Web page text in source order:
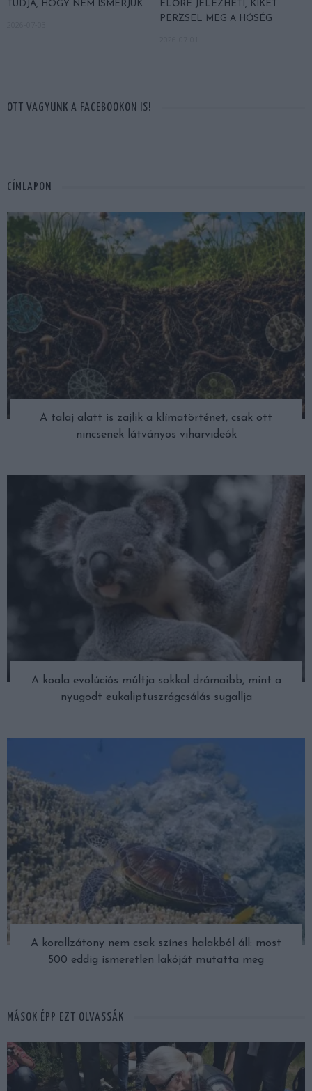
TUDJA, HOGY NEM ISMERJÜK
ELŐRE JELEZHETI, KIKET
PERZSEL MEG A HŐSÉG
OTT VAGYUNK A FACEBOOKON IS!
CÍMLAPON
A talaj alatt is zajlik a klímatörténet, csak ott
nincsenek látványos viharvideók
A koala evolúciós múltja sokkal drámaibb, mint a
nyugodt eukaliptuszrágcsálás sugallja
A korallzátony nem csak színes halakból áll: most
500 eddig ismeretlen lakóját mutatta meg
MÁSOK ÉPP EZT OLVASSÁK